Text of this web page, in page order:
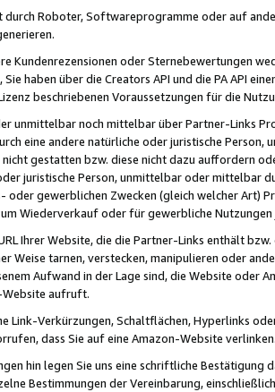
durch Roboter, Softwareprogramme oder auf
Kundenrezensionen oder Sternebewertungen
Sie haben über die Creators API und die PA API
beschriebenen Voraussetzungen für die
unmittelbar noch mittelbar über Partner-Links
eine andere natürliche oder juristische
gestatten bzw. diese nicht dazu auffordern
juristische Person, unmittelbar oder mittelbar
oder gewerblichen Zwecken (gleich welcher Art)
Wiederverkauf oder für gewerbliche
Ihrer Website, die die Partner-Links enthält
Weise tarnen, verstecken, manipulieren oder
Aufwand in der Lage sind, die Website oder
Website aufruft.
Link-Verkürzungen, Schaltflächen, Hyperlinks
dass Sie auf eine Amazon-Website
hin legen Sie uns eine schriftliche
Bestimmungen der Vereinbarung,